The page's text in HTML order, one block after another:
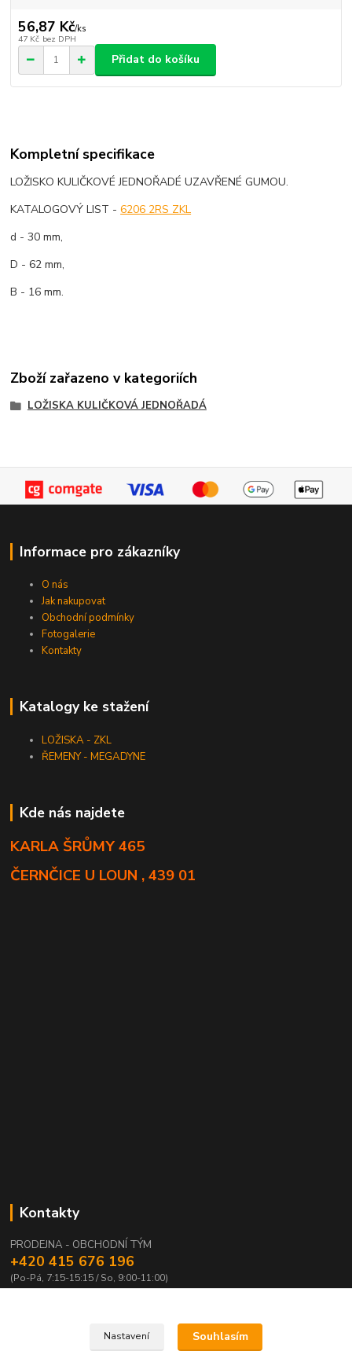
56,87 Kč/ks
47 Kč bez DPH
Přidat do košíku
Kompletní specifikace
LOŽISKO KULIČKOVÉ JEDNOŘADÉ UZAVŘENÉ GUMOU.
KATALOGOVÝ LIST -6206 2RS ZKL
d - 30 mm,
D - 62 mm,
B - 16 mm.
Zboží zařazeno v kategoriích
LOŽISKA KULIČKOVÁ JEDNOŘADÁ
Informace pro zákazníky
O nás
Jak nakupovat
Obchodní podmínky
Fotogalerie
Kontakty
Katalogy ke stažení
LOŽISKA - ZKL
ŘEMENY - MEGADYNE
Kde nás najdete
KARLA ŠRŮMY 465
ČERNČICE U LOUN , 439 01
Kontakty
PRODEJNA - OBCHODNÍ TÝM
+420 415 676 196
(Po-Pá, 7:15-15:15 / So, 9:00-11:00)
Nastavení Souhlasím